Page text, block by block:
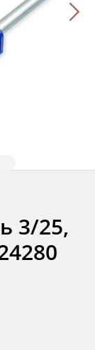
3/25,